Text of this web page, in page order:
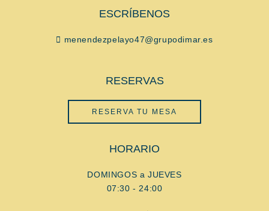
ESCRÍBENOS
menendezpelayo47@grupodimar.es
RESERVAS
RESERVA TU MESA
HORARIO
DOMINGOS a JUEVES
07:30 - 24:00